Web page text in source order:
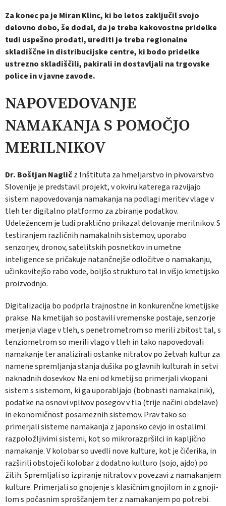
Za konec pa je Miran Klinc, ki bo letos za­ključil svojo
delovno dobo, še dodal, da je tre­ba kakovostne pridelke
tudi uspešno prodati, urediti je treba regionalne
skladiščne in di­stribucijske centre, ki bodo pridelke
ustrezno skladiščili, pakirali in dostavljali na trgovske
police in v javne zavode.
NAPOVEDOVANJE
NAMAKANJA S POMOČJO
MERILNIKOV
Dr. Boštjan Nagličz Inštituta za hmeljarstvo in pivovarstvo
Slovenije je predstavil projekt, v okviru katerega razvijajo
sistem napovedova­nja namakanja na podlagi meritev vlage v
tleh ter digitalno platformo za zbiranje podatkov.
Udeležencem je tudi praktično prikazal delo­vanje merilnikov. S
testiranjem različnih nama­kalnih sistemov, uporabo
senzorjev, dronov, sa­telitskih posnetkov in umetne
inteligence se pričakuje natančnejše odločitve o namakanju,
učinkovitejšo rabo vode, boljšo strukturo tal in višjo kmetijsko
proizvodnjo.
Digitalizacija bo podprla trajnostne in kon­kurenčne kmetijske
prakse. Na kmetijah so postavili vremenske postaje, senzorje
merje­nja vlage v tleh, s penetrometrom so merili zbitost tal, s
tenziometrom so merili vlago v tleh in tako napovedovali
namakanje ter ana­lizirali ostanke nitratov po žetvah kultur za
namene spremljanja stanja dušika po glavnih kulturah in setvi
naknadnih dosevkov. Na eni od kmetij so primerjali vkopani
sistem s si­stemom, ki ga uporabljajo (bobnasti namakal­nik),
podatke na osnovi vplivov posegov v tla (trije načini obdelave)
in ekonomičnost posa­meznih sistemov. Prav tako so
primerjali si­steme namakanja z japonsko cevjo in ostali­mi
razpoložljivimi sistemi, kot so mikrorazpr­šilci in kapljično
namakanje. V kolobar so uvedli nove kulture, kot je čičerika, in
razši­rili obstoječi kolobar z dodatno kulturo (sojo, ajdo) po
žitih. Spremljali so izpiranje nitratov v povezavi z namakanjem
kulture. Primerjali so gnojenje s klasičnim gnojilom in z gnoji­
lom s počasnim sproščanjem ter z namaka­njem po potrebi.